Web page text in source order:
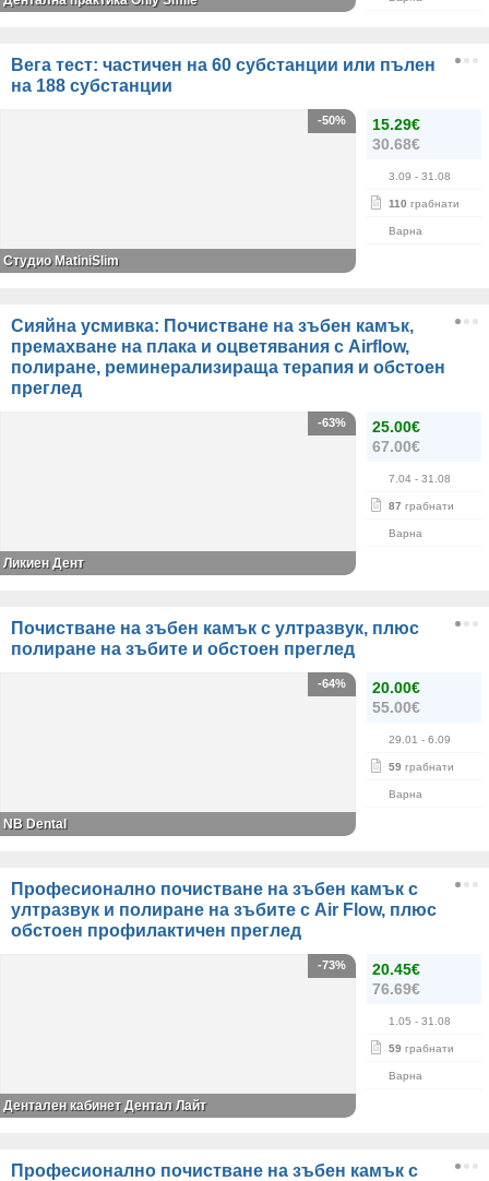
Вега тест: частичен на 60 субстанции или пълен
на 188 субстанции
15.29€
30.68€
3.09 - 31.08
110 грабнати
Варна
-50%
Студио MatiniSlim
Сияйна усмивка: Почистване на зъбен камък,
премахване на плака и оцветявания с Airflow,
полиране, реминерализираща терапия и обстоен
преглед
25.00€
67.00€
7.04 - 31.08
87 грабнати
Варна
-63%
Ликиен Дент
Почистване на зъбен камък с ултразвук, плюс
полиране на зъбите и обстоен преглед
20.00€
55.00€
29.01 - 6.09
59 грабнати
Варна
-64%
NB Dental
Професионално почистване на зъбен камък с
ултразвук и полиране на зъбите с Air Flow, плюс
обстоен профилактичен преглед
20.45€
76.69€
1.05 - 31.08
59 грабнати
Варна
-73%
Дентален кабинет Дентал Лайт
Професионално почистване на зъбен камък с